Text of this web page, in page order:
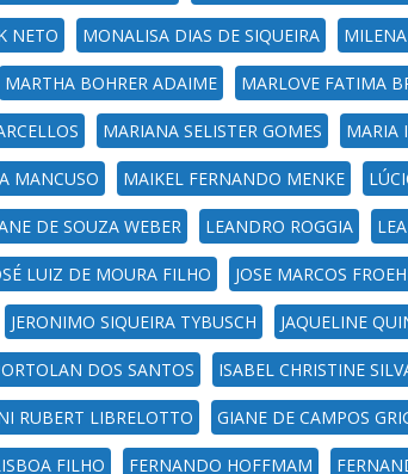
NETO MONALISA DIAS DE SIQUEIRA
MARTHA BOHRER ADAIME MARLOVE FATIMA
MARIANA SELISTER GOMES MARIA
MANCUSO MAIKEL FERNANDO MENKE
DE SOUZA WEBER LEANDRO ROGGIA
LUIZ DE MOURA FILHO JOSE MARCOS
JERONIMO SIQUEIRA TYBUSCH JAQUELINE
DOS SANTOS ISABEL CHRISTINE
RUBERT LIBRELOTTO GIANE DE CAMPOS
FILHO FERNANDO HOFFMAM